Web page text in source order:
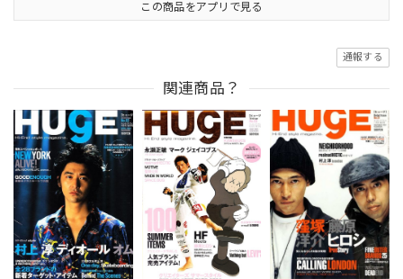
この商品をアプリで見る
通報する
関連商品？